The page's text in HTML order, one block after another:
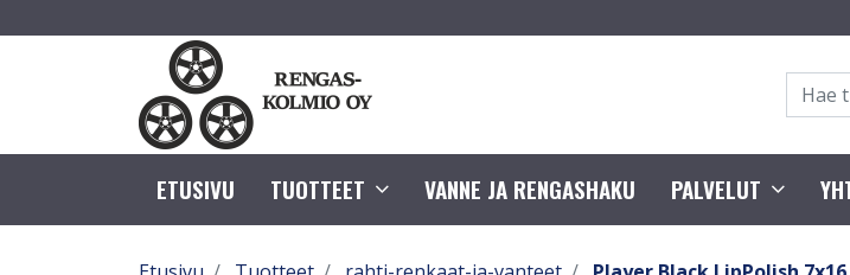
ETUSIVU TUOTTEET VANNE JA RENGASHAKU PALVELUT